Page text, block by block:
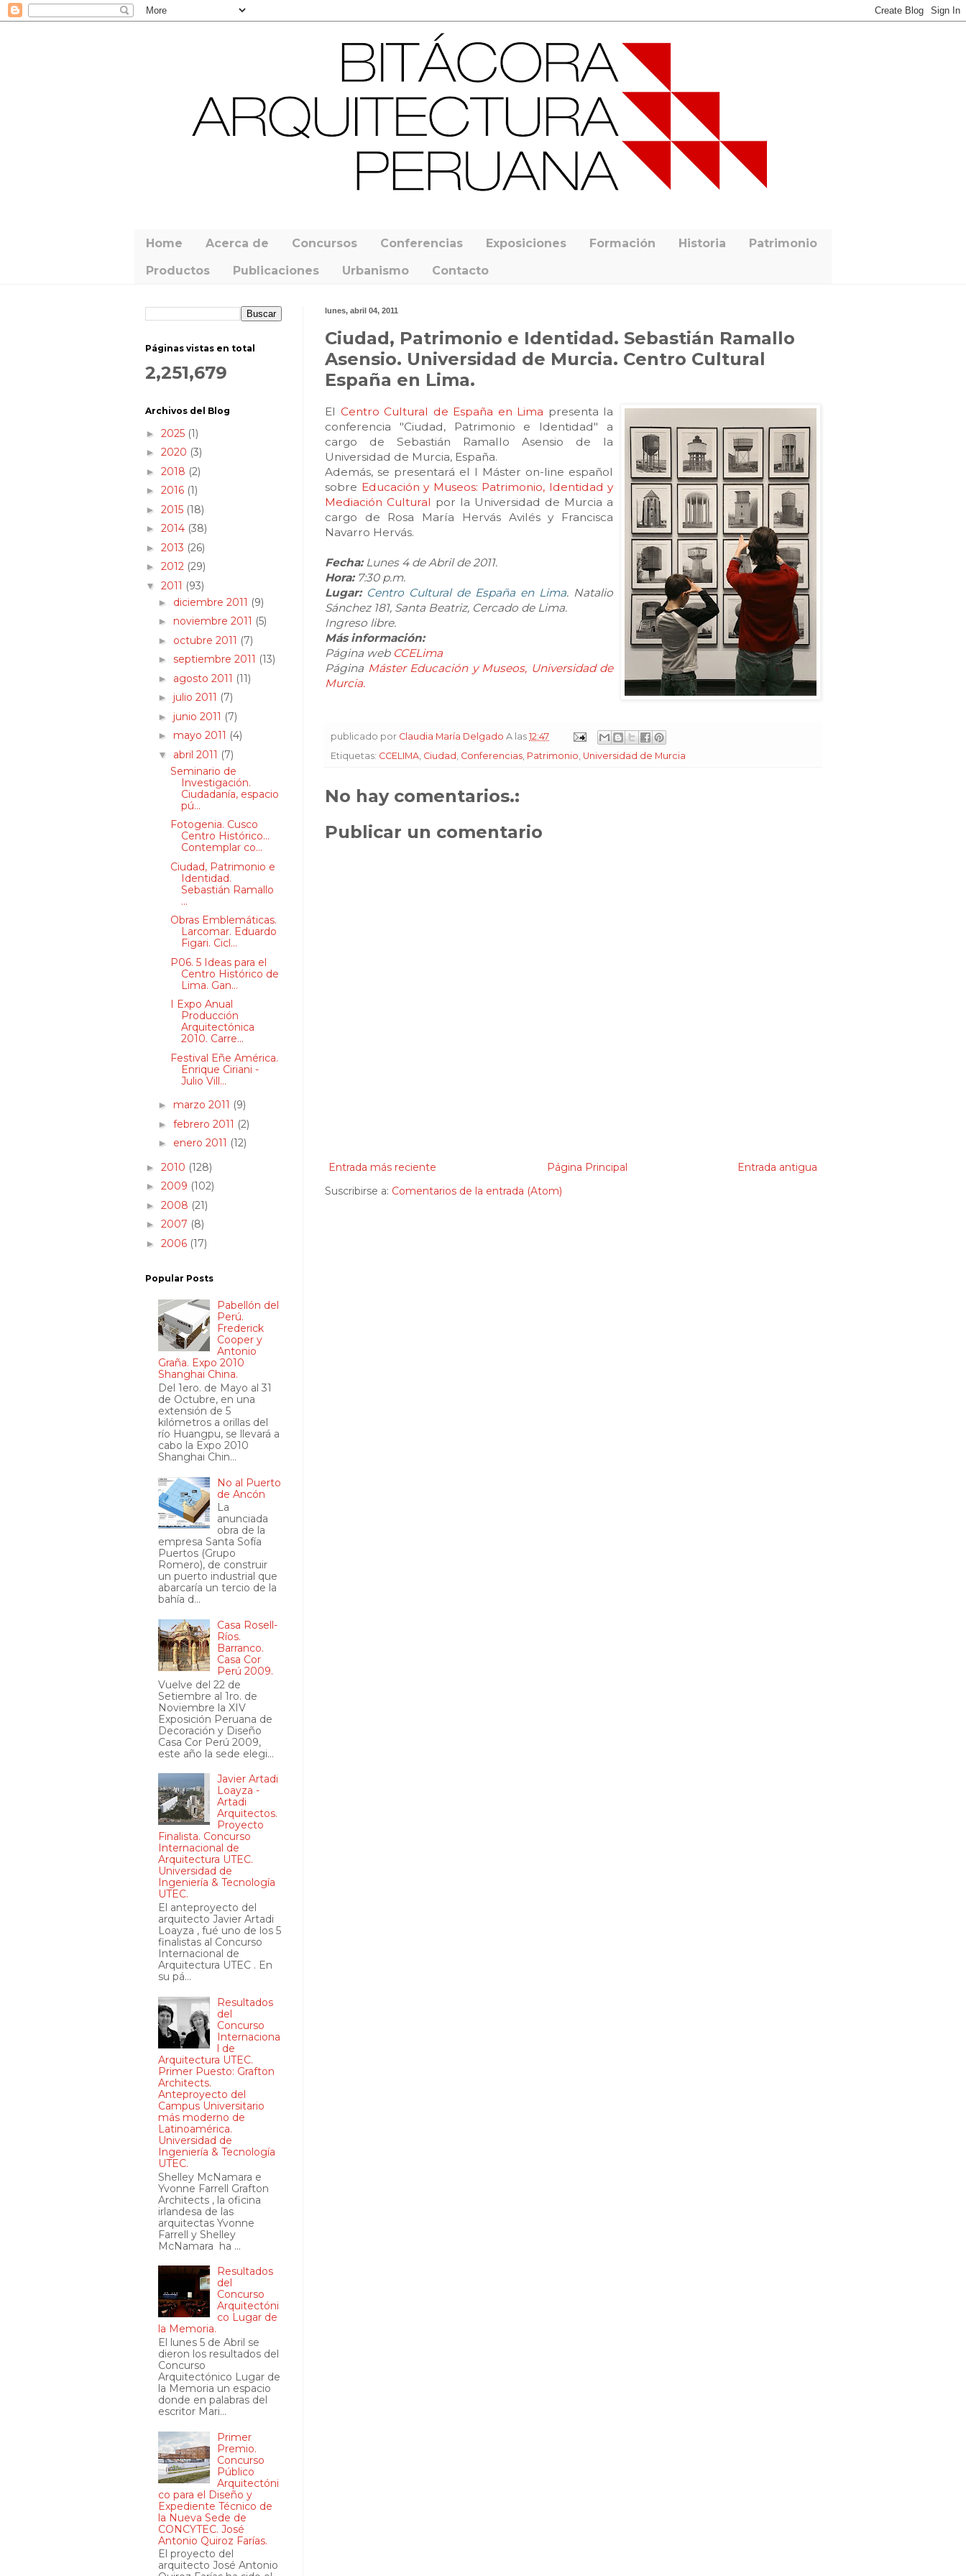
Home Acerca de Concursos Conferencias Exposiciones Formación Historia Patrimonio
Productos Publicaciones Urbanismo Contacto
lunes, abril 04, 2011
Ciudad, Patrimonio e Identidad. Sebastián Ramallo
Asensio. Universidad de Murcia. Centro Cultural
España en Lima.
El Centro Cultural de España en Lima presenta la
conferencia "Ciudad, Patrimonio e Identidad" a
cargo de Sebastián Ramallo Asensio de la
Universidad de Murcia, España.
Además, se presentará el I Máster on-line español
sobre Educación y Museos: Patrimonio, Identidad y
Mediación Cultural por la Universidad de Murcia a
cargo de Rosa María Hervás Avilés y Francisca
Navarro Hervás.
Fecha: Lunes 4 de Abril de 2011.
Hora:7:30 p.m.
Lugar: Centro Cultural de España en Lima. Natalio
Sánchez 181, Santa Beatriz, Cercado de Lima.
Ingreso libre.
Más información:
Página web CCELima
Página Máster Educación y Museos, Universidad de
Murcia.
publicado por Claudia María Delgado A las 12:47
Etiquetas: CCELIMA Ciudad Conferencias Patrimonio Universidad de Murcia
No hay comentarios.:
Publicar un comentario
Entrada más reciente Entrada antigua
Página Principal
Suscribirse a: Comentarios de la entrada (Atom)
Páginas vistas en total
2,251,679
Archivos del Blog
► 2025 (1)
► 2020 (3)
► 2018 (2)
► 2016 (1)
► 2015 (18)
► 2014 (38)
► 2013 (26)
► 2012 (29)
▼ 2011 (93)
► diciembre 2011 (9)
► noviembre 2011 (5)
► octubre 2011 (7)
► septiembre 2011 (13)
► agosto 2011 (11)
► julio 2011 (7)
► junio 2011 (7)
► mayo 2011 (4)
▼ abril 2011 (7)
Seminario de
Investigación.
Ciudadanía, espacio
pú...
Fotogenia. Cusco
Centro Histórico...
Contemplar co...
Ciudad, Patrimonio e
Identidad.
Sebastián Ramallo
...
Obras Emblemáticas.
Larcomar. Eduardo
Figari. Cicl...
P06. 5 Ideas para el
Centro Histórico de
Lima. Gan...
I Expo Anual
Producción
Arquitectónica
2010. Carre...
Festival Eñe América.
Enrique Ciriani -
Julio Vill...
► marzo 2011 (9)
► febrero 2011 (2)
► enero 2011 (12)
► 2010 (128)
► 2009 (102)
► 2008 (21)
► 2007 (8)
► 2006 (17)
Popular Posts
Pabellón del
Perú.
Frederick
Cooper y
Antonio
Graña. Expo 2010
Shanghai China.
Del 1ero. de Mayo al 31
de Octubre, en una
extensión de 5
kilómetros a orillas del
río Huangpu, se llevará a
cabo la Expo 2010
Shanghai Chin...
No al Puerto
de Ancón
La
anunciada
obra de la
empresa Santa Sofía
Puertos (Grupo
Romero), de construir
un puerto industrial que
abarcaría un tercio de la
bahía d...
Casa Rosell-
Ríos.
Barranco.
Casa Cor
Perú 2009.
Vuelve del 22 de
Setiembre al 1ro. de
Noviembre la XIV
Exposición Peruana de
Decoración y Diseño
Casa Cor Perú 2009,
este año la sede elegi...
Javier Artadi
Loayza -
Artadi
Arquitectos.
Proyecto
Finalista. Concurso
Internacional de
Arquitectura UTEC.
Universidad de
Ingeniería & Tecnología
UTEC.
El anteproyecto del
arquitecto Javier Artadi
Loayza , fué uno de los 5
finalistas al Concurso
Internacional de
Arquitectura UTEC . En
su pá...
Resultados
del
Concurso
Internaciona
l de
Arquitectura UTEC.
Primer Puesto: Grafton
Architects.
Anteproyecto del
Campus Universitario
más moderno de
Latinoamérica.
Universidad de
Ingeniería & Tecnología
UTEC.
Shelley McNamara e
Yvonne Farrell Grafton
Architects , la oficina
irlandesa de las
arquitectas Yvonne
Farrell y Shelley
McNamara ha ...
Resultados
del
Concurso
Arquitectóni
co Lugar de
la Memoria.
El lunes 5 de Abril se
dieron los resultados del
Concurso
Arquitectónico Lugar de
la Memoria un espacio
donde en palabras del
escritor Mari...
Primer
Premio.
Concurso
Público
Arquitectóni
co para el Diseño y
Expediente Técnico de
la Nueva Sede de
CONCYTEC. José
Antonio Quiroz Farías.
El proyecto del
arquitecto José Antonio